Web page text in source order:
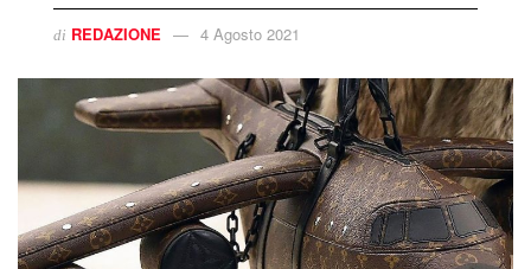
di REDAZIONE 4 Agosto 2021